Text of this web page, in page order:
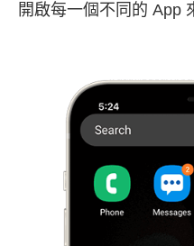
開啟每一個不同的 App